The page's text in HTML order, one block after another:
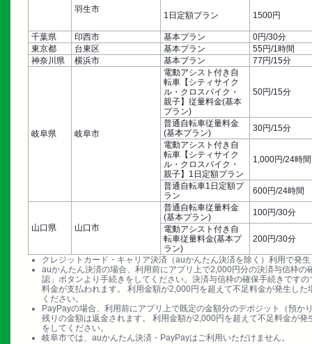
羽生市
1日定額プラン 1500円
千葉県 印西市 基本プラン
0円/30分
東京都
台東区 基本プラン
55円/1時間
神奈川県
横浜市 基本プラン 77円/15分
岐阜県 岐阜市
電動アシスト付き自
転車【シティサイク
ル・クロスバイク・
親子】従量料金(基本
プラン)
50円/15分
普通自転車従量料金
(基本プラン)
30円/15分
電動アシスト付き自
転車【シティサイク
ル・クロスバイク・
親子】1日定額プラン
1,000円/24時間
普通自転車1日定額プ
ラン
600円/24時間
山口県 山口市
普通自転車従量料金
(基本プラン)
100円/30分
電動アシスト付き自
転車従量料金(基本プ
ラン)
200円/30分
クレジットカード・キャリア決済（auかんたん決済を除く）利用で発
auかんたん決済の場合、利用前にアプリ上で2,000円分の決済与信枠
認」ボタンより手続きをしてください。決済与信枠の確保手続きです
料金が支払われます。 利用金額が2,000円を超えて不足料金が発生し
ください。
PayPayの場合、利用前にアプリ上で既定の金額分のデポジット（預
残りの金額は返金されます。 利用金額が2,000円を超えて不足料金が
をしてください。
岐阜市では、auかんたん決済・PayPayはご利用いただけません。